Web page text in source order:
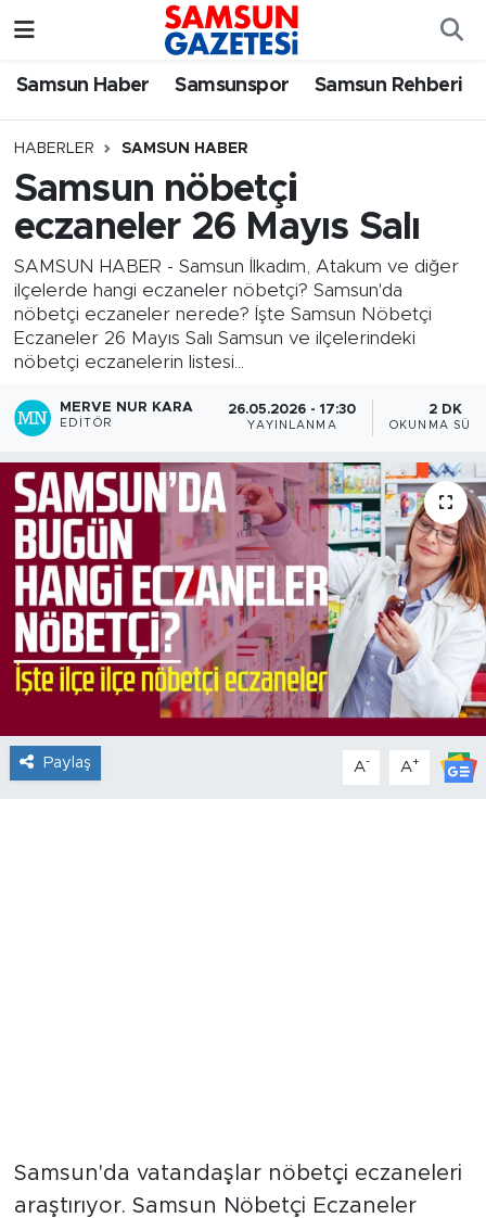
Samsun Haber Samsunspor Samsun Rehberi
HABERLER SAMSUN HABER
Samsun nöbetçi
eczaneler 26 Mayıs Salı
SAMSUN HABER - Samsun İlkadım, Atakum ve diğer
ilçelerde hangi eczaneler nöbetçi? Samsun'da
nöbetçi eczaneler nerede? İşte Samsun Nöbetçi
Eczaneler 26 Mayıs Salı Samsun ve ilçelerindeki
nöbetçi eczanelerin listesi...
MERVE NUR KARA
EDITÖR
26.05.2026 - 17:30
YAYINLANMA
2 DK
OKUNMA
Paylaş A- A+
Samsun'da vatandaşlar nöbetçi eczaneleri
araştırıyor. Samsun Nöbetçi Eczaneler
Samsun Haber
Samsun Rehberi
Samsun Nöbetçi Eczaneler
SAMSUN Namaz Vakitleri
Samsun Trafik Yoğunluk Haritası
Süper Lig Puan Durumu ve Fikstür
Tüm Manşetler
Son Dakika Haberleri
Haber Arşivi